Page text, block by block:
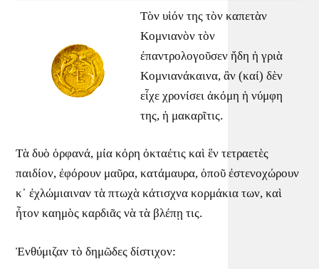
Τὸν υἱόν της τὸν καπετὰν
Κομνιανὸν τὸν
ἐπαντρολογοῦσεν ἤδη ἡ γριὰ
Κομνιανάκαινα, ἂν (καί) δὲν
εἶχε χρονίσει ἀκόμη ἡ νύμφη
της, ἡ μακαρῖτις.
Τὰ δυὸ ὀρφανά, μία κόρη ὀκταέτις καὶ ἓν τετραετὲς
παιδίον, ἐφόρουν μαῦρα, κατάμαυρα, ὁποῦ ἐστενοχώρουν
κ᾿ ἐχλώμιαιναν τὰ πτωχὰ κάτισχνα κορμάκια των, καὶ
ἦτον καημὸς καρδιᾶς νὰ τὰ βλέπῃ τις.
Ἐνθύμιζαν τὸ δημῶδες δίστιχον: